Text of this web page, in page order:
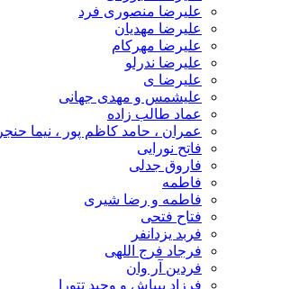
علیرضا منصوری فرد
علیرضا مهدیان
علیرضا مهرکام
علیرضا ندرلو
علیرضا ی
علیشمس و مهدی جهانی
عماد طالب زاده
عمران ، حامد کاظم پور ، نیما حنجر
فاتح نورایی
فاروق جدلی
فاطمه
فاطمه و رضا شیری
فتاح فتحی
فربد یزدانفر
فرجاد فرج اللهی
فردین آر وان
فرزاد بیباش و وحید تتورا